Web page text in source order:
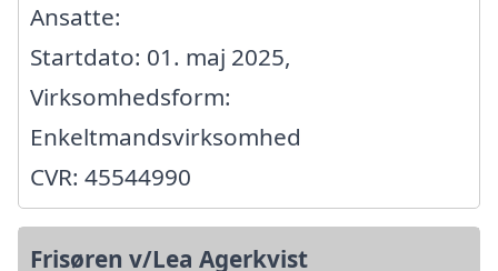
Ansatte:
Startdato: 01. maj 2025,
Virksomhedsform:
Enkeltmandsvirksomhed
CVR: 45544990
Frisøren v/Lea Agerkvist